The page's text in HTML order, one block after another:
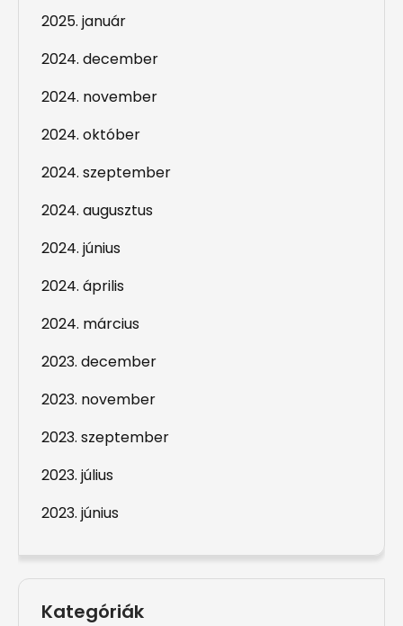
2025. január
2024. december
2024. november
2024. október
2024. szeptember
2024. augusztus
2024. június
2024. április
2024. március
2023. december
2023. november
2023. szeptember
2023. július
2023. június
Kategóriák